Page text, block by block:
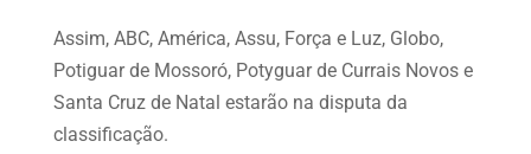
Assim, ABC, América, Assu, Força e Luz, Globo,
Potiguar de Mossoró, Potyguar de Currais Novos e
Santa Cruz de Natal estarão na disputa da
classificação.